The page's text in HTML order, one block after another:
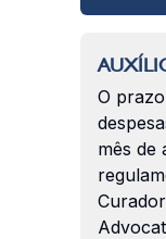
O
mês de